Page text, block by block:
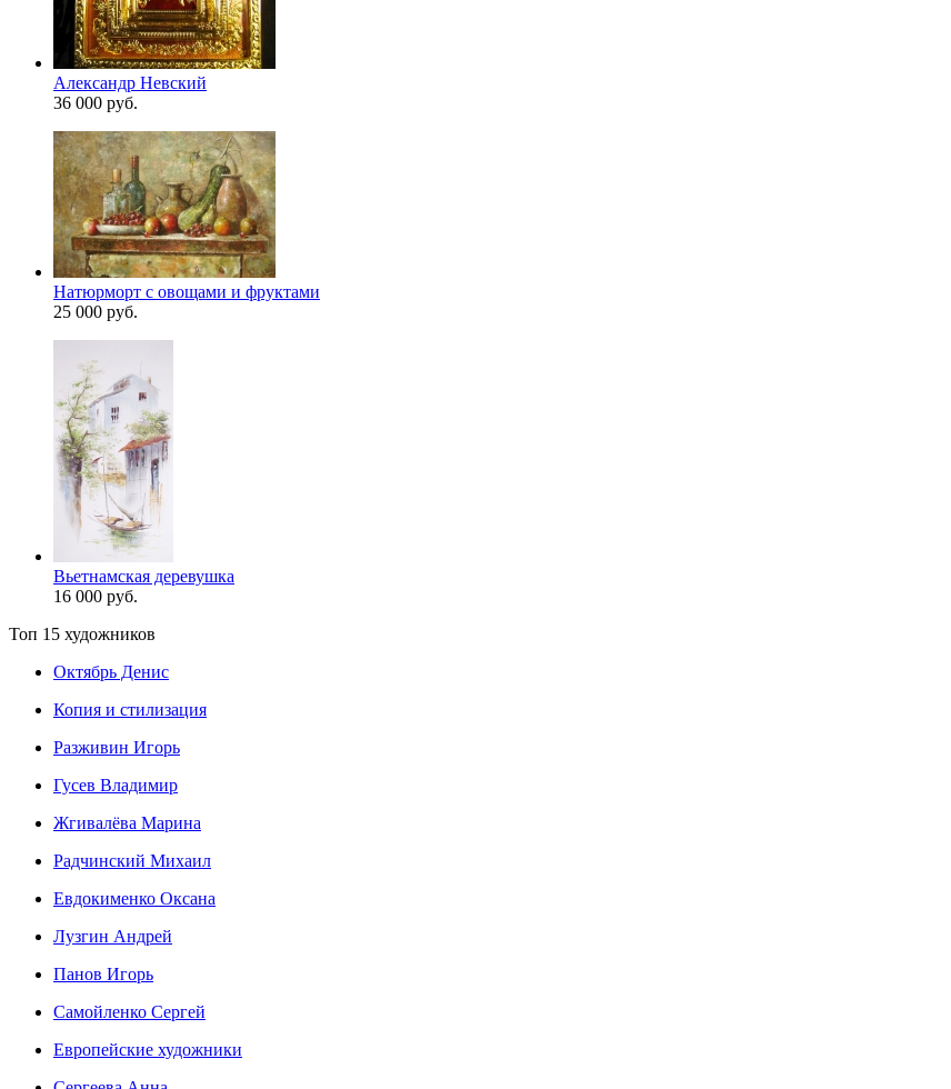
Александр Невский
36 000 руб.
Натюрморт с овощами и фруктами
25 000 руб.
Вьетнамская деревушка
16 000 руб.
Топ 15 художников
Октябрь Денис
Копия и стилизация
Разживин Игорь
Гусев Владимир
Жгивалёва Марина
Радчинский Михаил
Евдокименко Оксана
Лузгин Андрей
Панов Игорь
Сaмoйленко Сергей
Европейские художники